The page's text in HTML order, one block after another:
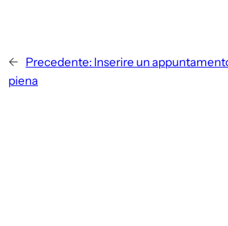
← Precedente: Inserire un
piena